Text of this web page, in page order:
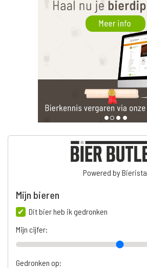
Powered by Bierista
Mijn bieren
Dit bier heb ik gedronken
Mijn cijfer:
Gedronken op: